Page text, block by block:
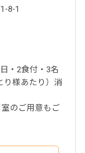
8-1
・2食付・3名
り様あたり）消
のご用意もご